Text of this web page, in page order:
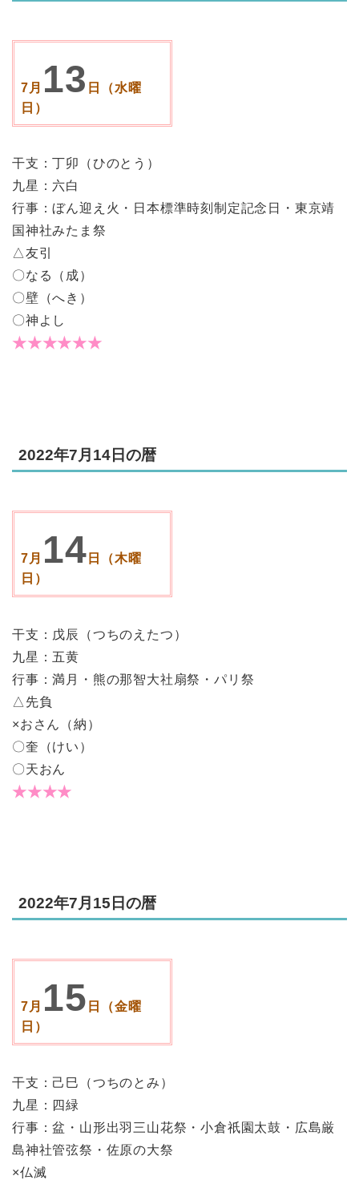
7月 13 日（水曜
日）
干支：丁卯（ひのとう）
九星：六白
行事：ぼん迎え火・日本標準時刻制定記念日・東京靖
国神社みたま祭
△友引
〇なる（成）
〇壁（へき）
〇神よし
★★★★★★
2022年7月14日の暦
7月 14 日（木曜
日）
干支：戊辰（つちのえたつ）
九星：五黄
行事：満月・熊の那智大社扇祭・パリ祭
△先負
×おさん（納）
〇奎（けい）
〇天おん
★★★★
2022年7月15日の暦
7月 15 日（金曜
日）
干支：己巳（つちのとみ）
九星：四緑
行事：盆・山形出羽三山花祭・小倉祇園太鼓・広島厳
島神社管弦祭・佐原の大祭
×仏滅